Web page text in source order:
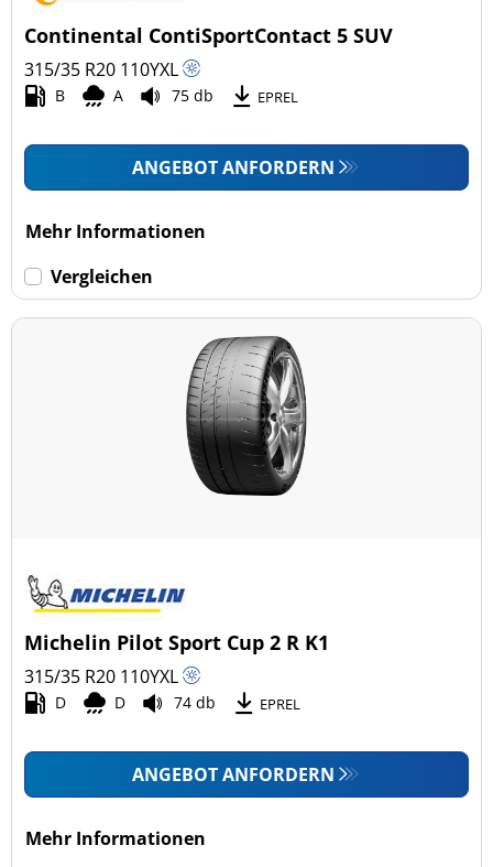
Transporter (0)
Wohnmobil (0)
Keine Run-flat (50)
Continental ContiSportContact 5 SUV
315/35 R20 110YXL
B A 75 db EPREL
ANGEBOT ANFORDERN
Mehr Informationen
Vergleichen
Michelin Pilot Sport Cup 2 R K1
315/35 R20 110YXL
D D 74 db EPREL
ANGEBOT ANFORDERN
Mehr Informationen